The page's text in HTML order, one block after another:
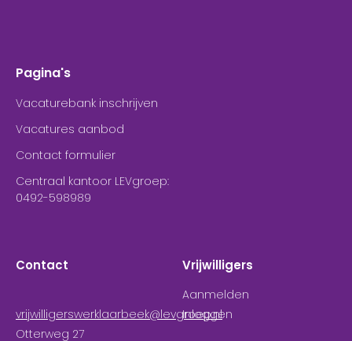
Pagina's
Vacaturebank inschrijven
Vacatures aanbod
Contact formulier
Centraal kantoor LEVgroep:
0492-598989
Contact
vrijwilligerswerklaarbeek@levgroep.nl
Otterweg 27
Vrijwilligers
Aanmelden
Inloggen